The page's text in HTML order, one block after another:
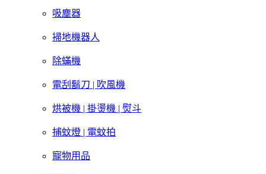
吸塵器
掃地機器人
除蟎機
電刮鬍刀 | 吹風機
烘被機 | 掛燙機 | 熨斗
捕蚊燈 | 電蚊拍
寵物用品